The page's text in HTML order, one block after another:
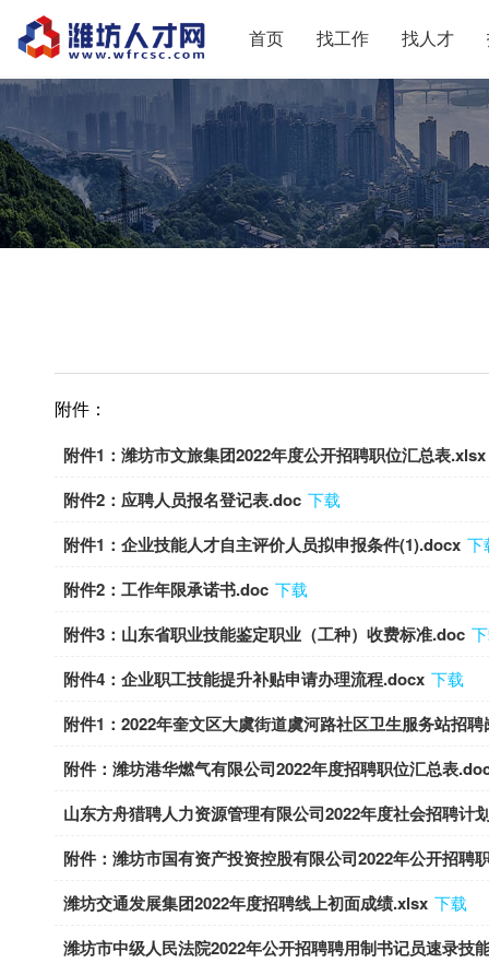
首页 找工作 找人才
附件：
附件1：潍坊市文旅集团2022年度公开招聘职位汇总表.xlsx
附件2：应聘人员报名登记表.doc 下载
附件1：企业技能人才自主评价人员拟申报条件(1).docx 下
附件2：工作年限承诺书.doc 下载
附件3：山东省职业技能鉴定职业（工种）收费标准.doc
附件4：企业职工技能提升补贴申请办理流程.docx 下载
附件1：2022年奎文区大虞街道虞河路社区卫生服务站招
附件：潍坊港华燃气有限公司2022年度招聘职位汇总表
山东方舟猎聘人力资源管理有限公司2022年度社会招聘计
附件：潍坊市国有资产投资控股有限公司2022年公开招聘
潍坊交通发展集团2022年度招聘线上初面成绩.xlsx 下载
潍坊市中级人民法院2022年公开招聘聘用制书记员速录技